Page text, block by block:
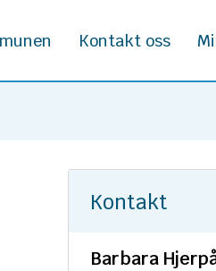
Kontakt oss
Kontakt
Barbara